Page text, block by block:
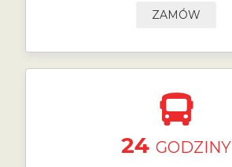
ZAMÓW
24 GODZINY